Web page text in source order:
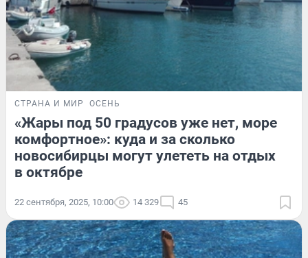
СТРАНА И МИР ОСЕНЬ
«Жары под 50 градусов уже нет, море
комфортное»: куда и за сколько
новосибирцы могут улететь на отдых
в октябре
22 сентября, 2025, 10:00 14 329 45